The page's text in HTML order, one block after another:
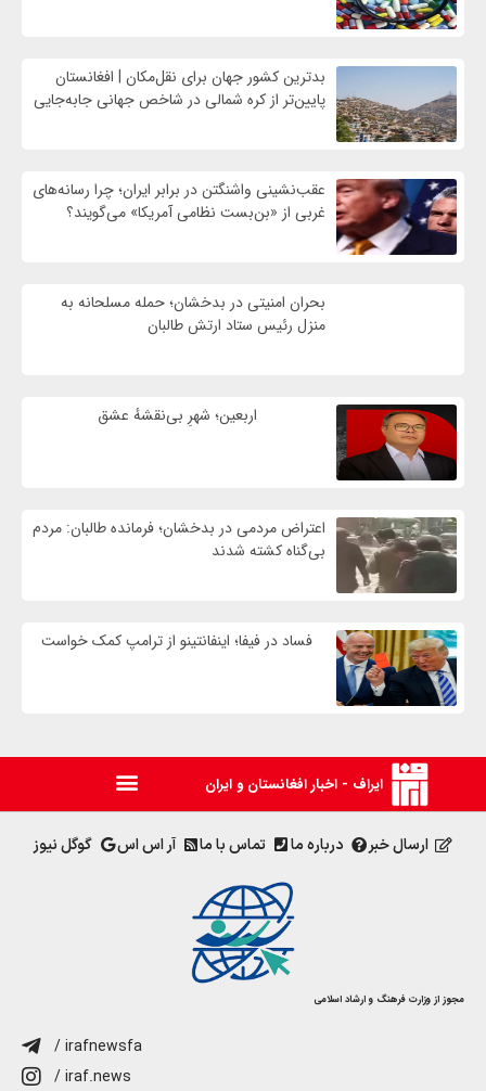
بدترین کشور جهان برای نقل‌مکان | افغانستان
پایین‌تر از کره شمالی در شاخص جهانی جابه‌جایی
عقب‌نشینی واشنگتن در برابر ایران؛ چرا رسانه‌های
غربی از «بن‌بست نظامی آمریکا» می‌گویند؟
بحران امنیتی در بدخشان؛ حمله مسلحانه به
منزل رئیس ستاد ارتش طالبان
اربعین؛ شهرِ بی‌نقشهٔ عشق
اعتراض مردمی در بدخشان؛ فرمانده طالبان: مردم
بی‌گناه کشته شدند
فساد در فیفا؛ اینفانتینو از ترامپ کمک خواست
ایراف - اخبار افغانستان و ایران
ارسال خبر درباره ما تماس با ما آر اس اس گوگل نیوز
مجوز از وزارت فرهنگ و ارشاد اسلامی
/ irafnewsfa
/ iraf.news